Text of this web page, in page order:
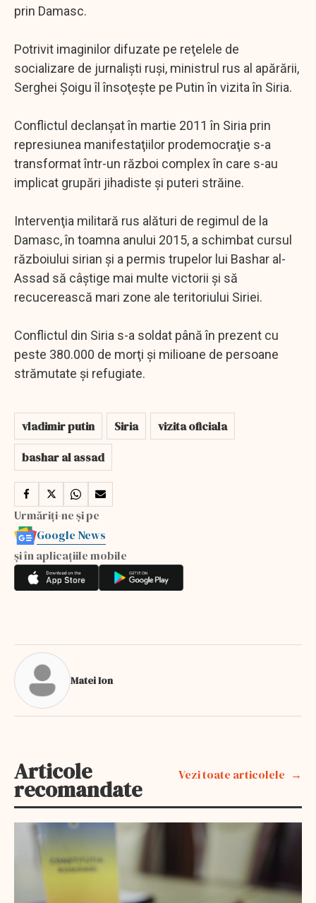
prin Damasc.
Potrivit imaginilor difuzate pe reţelele de
socializare de jurnalişti ruşi, ministrul rus al apărării,
Serghei Şoigu îl însoţeşte pe Putin în vizita în Siria.
Conflictul declanşat în martie 2011 în Siria prin
represiunea manifestaţiilor prodemocraţie s-a
transformat într-un război complex în care s-au
implicat grupări jihadiste şi puteri străine.
Intervenţia militară rus alături de regimul de la
Damasc, în toamna anului 2015, a schimbat cursul
războiului sirian şi a permis trupelor lui Bashar al-
Assad să câştige mai multe victorii şi să
recucerească mari zone ale teritoriului Siriei.
Conflictul din Siria s-a soldat până în prezent cu
peste 380.000 de morţi şi milioane de persoane
strămutate şi refugiate.
vladimir putin Siria
vizita oficiala
bashar al assad
Urmăriți-ne și pe
Google News
și în aplicațiile mobile
Matei Ion
Articole
recomandate
Vezi toate articolele